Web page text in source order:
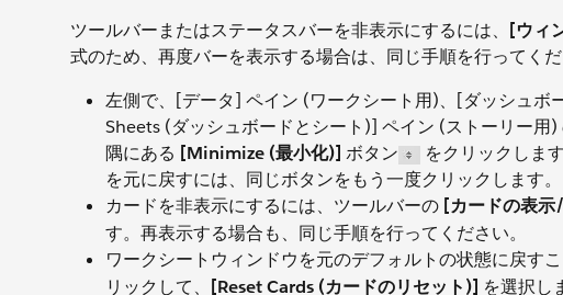
ツールバーまたはステータスバーを非表示にするには、
[ウィ
式のため、再度バーを表示する場合は、同じ手順を行ってく
左側で、[データ] ペイン (ワークシート用)、[ダッシュ
Sheets (ダッシュボードとシート)] ペイン (ストーリー
隅にある [Minimize (最小化)] ボタン
をクリックしま
を元に戻すには、同じボタンをもう一度クリックします。
カードを非表示にするには、ツールバーの [カードの表
す。再表示する場合も、同じ手順を行ってください。
ワークシートウィンドウを元のデフォルトの状態に戻す
リックして、
[Reset Cards (カードのリセット)] を選択し